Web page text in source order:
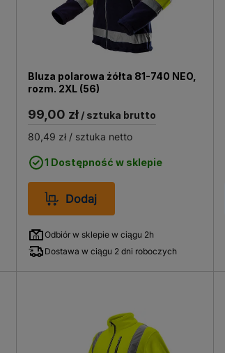
Bluza polarowa żółta 81-740 NEO,
rozm. 2XL (56)
99,00 zł/ sztuka brutto
80,49 zł/ sztuka netto
1 Dostępność w sklepie
Dodaj
Odbiór w sklepie w ciągu 2h
Dostawa w ciągu 2 dni roboczych